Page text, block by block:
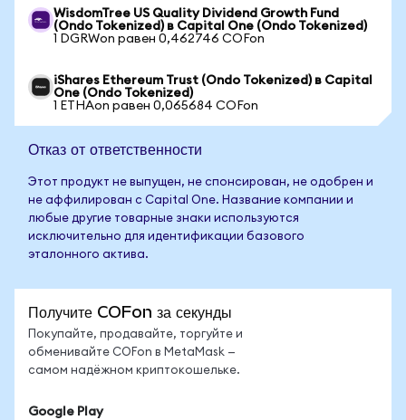
WisdomTree US Quality Dividend Growth Fund
(Ondo Tokenized) в Capital One (Ondo Tokenized)
1 DGRWon равен 0,462746 COFon
iShares Ethereum Trust (Ondo Tokenized) в Capital
One (Ondo Tokenized)
1 ETHAon равен 0,065684 COFon
Отказ от ответственности
Этот продукт не выпущен, не спонсирован, не одобрен и
не аффилирован с Capital One. Название компании и
любые другие товарные знаки используются
исключительно для идентификации базового
эталонного актива.
Получите COFon за секунды
Покупайте, продавайте, торгуйте и
обменивайте COFon в MetaMask —
самом надёжном криптокошельке.
Google Play